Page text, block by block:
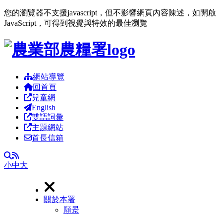
您的瀏覽器不支援javascript，但不影響網頁內容陳述，如開啟
JavaScript，可得到視覺與特效的最佳瀏覽
跳到主要內容區塊
網站導覽
回首頁
兒童網
English
雙語詞彙
主題網站
首長信箱
全文檢索
RSS
小中大
關於本署
願景